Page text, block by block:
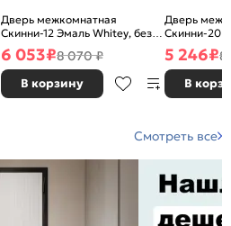
Дверь межкомнатная
Скинни-12 Эмаль Whitey, без
декора, глухая, без стекла,
без кромки, скиновая
6 053₽8 070 ₽
В корзину
Дверь
Скинни-20
декора,
без кромки,
5 246₽8
В
Смотреть все